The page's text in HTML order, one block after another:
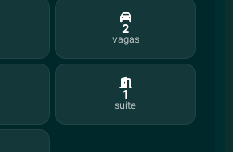
2
vagas
1
suíte